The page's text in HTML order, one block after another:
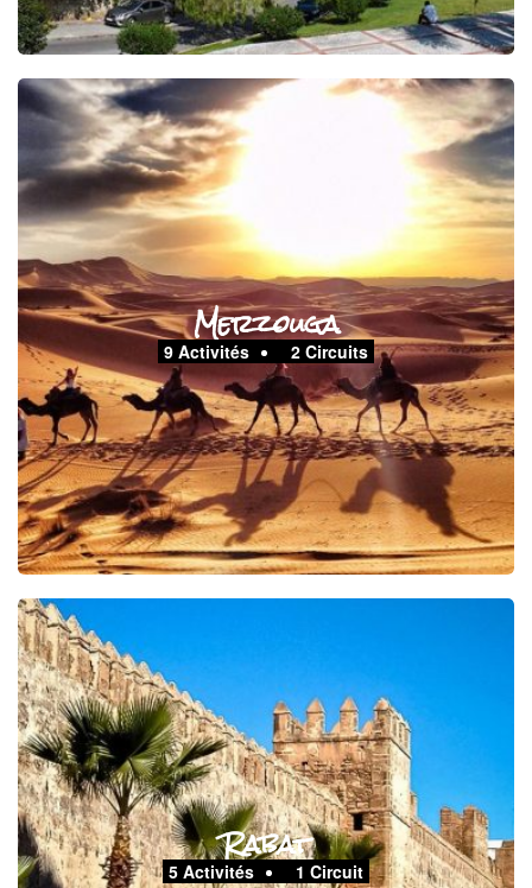
Merzouga
9 Activités 2 Circuits
Rabat
5 Activités 1 Circuit